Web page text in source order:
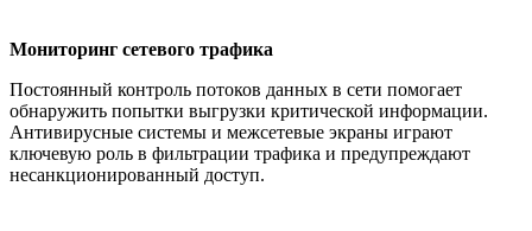
Мониторинг сетевого трафика
Постоянный контроль потоков данных в сети помогает
обнаружить попытки выгрузки критической информации.
Антивирусные системы и межсетевые экраны играют
ключевую роль в фильтрации трафика и предупреждают
несанкционированный доступ.